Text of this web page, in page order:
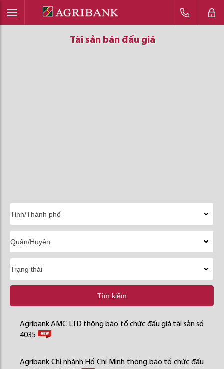
Tài sản bán đấu giá
Tài sản bán đấu giá
Tài sản bán đấu giá
Tìm kiếm
Agribank AMC LTD thông báo tổ chức đấu giá tài sản số
4035
Agribank Chi nhánh Hồ Chí Minh thông báo tổ chức đấu